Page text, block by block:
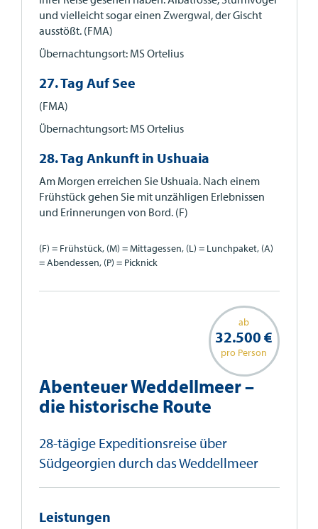
und vielleicht sogar einen Zwergwal, der Gischt
ausstößt. (FMA)
Übernachtungsort: MS Ortelius
27. Tag Auf See
(FMA)
Übernachtungsort: MS Ortelius
28. Tag Ankunft in Ushuaia
Am Morgen erreichen Sie Ushuaia. Nach einem
Frühstück gehen Sie mit unzähligen Erlebnissen
und Erinnerungen von Bord. (F)
(F) = Frühstück, (M) = Mittagessen, (L) = Lunchpaket, (A)
= Abendessen, (P) = Picknick
ab
32.500 €
pro Person
Abenteuer Weddellmeer –
die historische Route
28-tägige Expeditionsreise über
Südgeorgien durch das Weddellmeer
Leistungen